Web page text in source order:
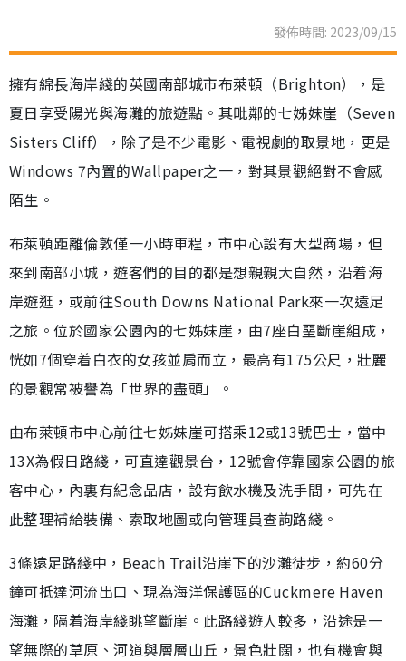
發佈時間: 2023/09/15
擁有綿長海岸綫的英國南部城市布萊頓（Brighton），是
夏日享受陽光與海灘的旅遊點。其毗鄰的七姊妹崖（Seven
Sisters Cliff），除了是不少電影、電視劇的取景地，更是
Windows 7內置的Wallpaper之一，對其景觀絕對不會感
陌生。
布萊頓距離倫敦僅一小時車程，市中心設有大型商場，但
來到南部小城，遊客們的目的都是想親親大自然，沿着海
岸遊逛，或前往South Downs National Park來一次遠足
之旅。位於國家公園內的七姊妹崖，由7座白堊斷崖組成，
恍如7個穿着白衣的女孩並肩而立，最高有175公尺，壯麗
的景觀常被譽為「世界的盡頭」。
由布萊頓市中心前往七姊妹崖可搭乘12或13號巴士，當中
13X為假日路綫，可直達觀景台，12號會停靠國家公園的旅
客中心，內裏有紀念品店，設有飲水機及洗手間，可先在
此整理補給裝備、索取地圖或向管理員查詢路綫。
3條遠足路綫中，Beach Trail沿崖下的沙灘徒步，約60分
鐘可抵達河流出口、現為海洋保護區的Cuckmere Haven
海灘，隔着海岸綫眺望斷崖。此路綫遊人較多，沿途是一
望無際的草原、河道與層層山丘，景色壯闊，也有機會與